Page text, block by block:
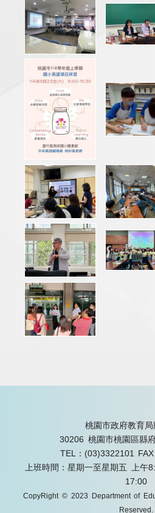
桃園市政府教育
30206 桃園市桃園區縣
TEL：(03)3322101
上班時間：星期一至星期五 上午
17:00
CopyRight © 2023 Department of
Reserved.